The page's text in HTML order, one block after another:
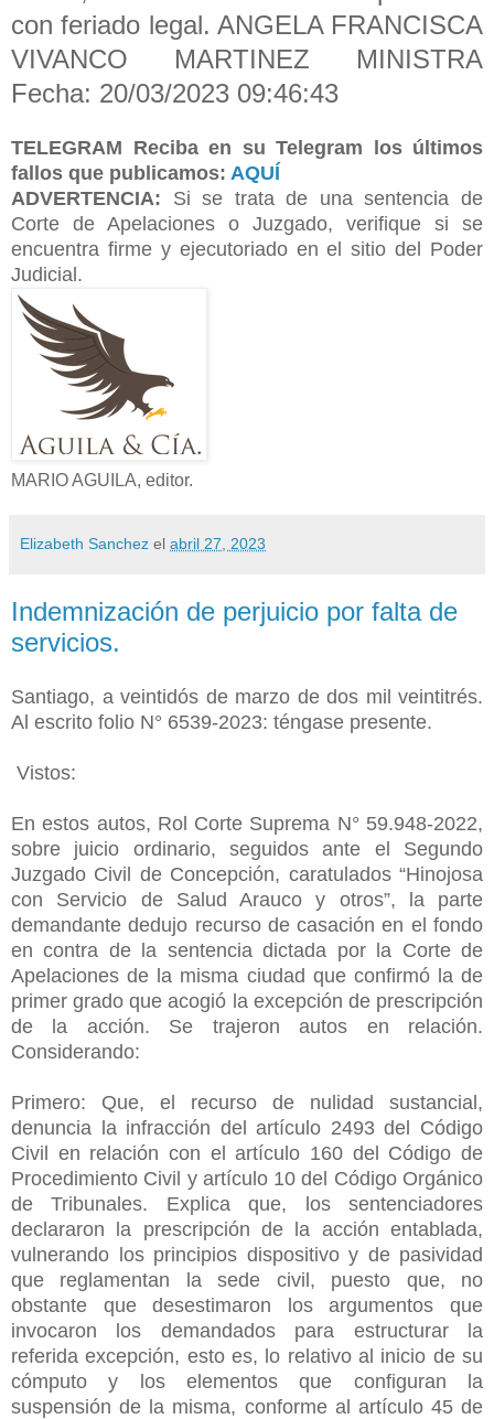
con feriado legal. ANGELA FRANCISCA
VIVANCO MARTINEZ MINISTRA
Fecha: 20/03/2023 09:46:43
TELEGRAM Reciba en su Telegram los últimos
fallos que publicamos: AQUÍ
ADVERTENCIA: Si se trata de una sentencia de
Corte de Apelaciones o Juzgado, verifique si se
encuentra firme y ejecutoriado en el sitio del Poder
Judicial.
MARIO AGUILA, editor.
Elizabeth Sanchez el abril 27, 2023
Indemnización de perjuicio por falta de
servicios.
Santiago, a veintidós de marzo de dos mil veintitrés.
Al escrito folio N° 6539-2023: téngase presente.
Vistos:
En estos autos, Rol Corte Suprema N° 59.948-2022,
sobre juicio ordinario, seguidos ante el Segundo
Juzgado Civil de Concepción, caratulados “Hinojosa
con Servicio de Salud Arauco y otros”, la parte
demandante dedujo recurso de casación en el fondo
en contra de la sentencia dictada por la Corte de
Apelaciones de la misma ciudad que confirmó la de
primer grado que acogió la excepción de prescripción
de la acción. Se trajeron autos en relación.
Considerando:
Primero: Que, el recurso de nulidad sustancial,
denuncia la infracción del artículo 2493 del Código
Civil en relación con el artículo 160 del Código de
Procedimiento Civil y artículo 10 del Código Orgánico
de Tribunales. Explica que, los sentenciadores
declararon la prescripción de la acción entablada,
vulnerando los principios dispositivo y de pasividad
que reglamentan la sede civil, puesto que, no
obstante que desestimaron los argumentos que
invocaron los demandados para estructurar la
referida excepción, esto es, lo relativo al inicio de su
cómputo y los elementos que configuran la
suspensión de la misma, conforme al artículo 45 de